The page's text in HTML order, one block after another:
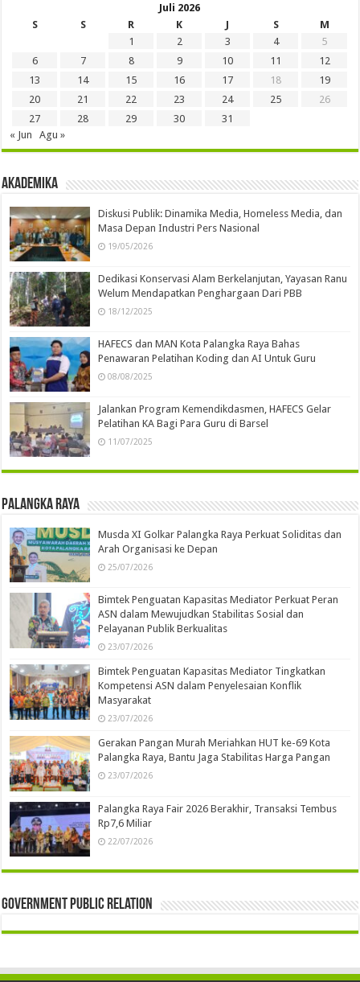
Juli 2026
S
S R K J S
M
1
2 3 4
5
6
7 8 9 10 11
12
13
14 15 16 17 18
19
20
21 22 23 24 25
26
27
28 29 30
31
« Jun
Agu »
Akademika
Diskusi Publik: Dinamika Media, Homeless Media, dan
Masa Depan Industri Pers Nasional
19/05/2026
Dedikasi Konservasi Alam Berkelanjutan, Yayasan Ranu
Welum Mendapatkan Penghargaan Dari PBB
18/12/2025
HAFECS dan MAN Kota Palangka Raya Bahas
Penawaran Pelatihan Koding dan AI Untuk Guru
08/08/2025
Jalankan Program Kemendikdasmen, HAFECS Gelar
Pelatihan KA Bagi Para Guru di Barsel
11/07/2025
Palangka Raya
Musda XI Golkar Palangka Raya Perkuat Soliditas dan
Arah Organisasi ke Depan
25/07/2026
Bimtek Penguatan Kapasitas Mediator Perkuat Peran
ASN dalam Mewujudkan Stabilitas Sosial dan
Pelayanan Publik Berkualitas
23/07/2026
Bimtek Penguatan Kapasitas Mediator Tingkatkan
Kompetensi ASN dalam Penyelesaian Konflik
Masyarakat
23/07/2026
Gerakan Pangan Murah Meriahkan HUT ke-69 Kota
Palangka Raya, Bantu Jaga Stabilitas Harga Pangan
23/07/2026
Palangka Raya Fair 2026 Berakhir, Transaksi Tembus
Rp7,6 Miliar
22/07/2026
Government Public Relation